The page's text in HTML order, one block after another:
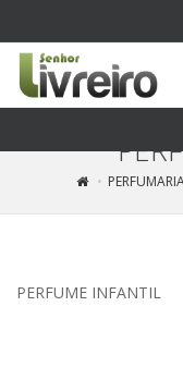
PERFUME INFANTIL